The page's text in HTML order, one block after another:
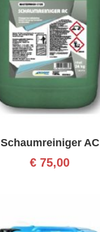
Schaumreiniger AC
€ 75,00